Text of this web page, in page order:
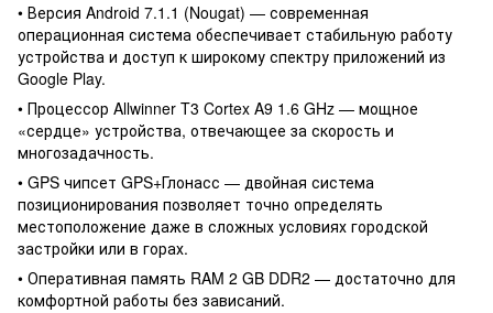
• Версия Android 7.1.1 (Nougat) — современная
операционная система обеспечивает стабильную работу
устройства и доступ к широкому спектру приложений из
Google Play.
• Процессор Allwinner T3 Cortex A9 1.6 GHz — мощное
«сердце» устройства, отвечающее за скорость и
многозадачность.
• GPS чипсет GPS+Глонасс — двойная система
позиционирования позволяет точно определять
местоположение даже в сложных условиях городской
застройки или в горах.
• Оперативная память RAM 2 GB DDR2 — достаточно для
комфортной работы без зависаний.